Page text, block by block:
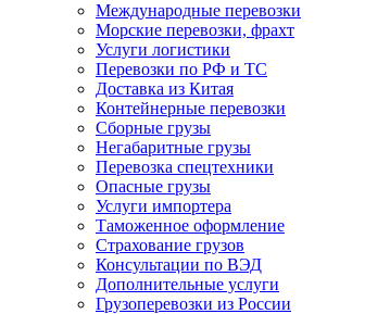
Международные перевозки
Морские перевозки, фрахт
Услуги логистики
Перевозки по РФ и ТС
Доставка из Китая
Контейнерные перевозки
Сборные грузы
Негабаритные грузы
Перевозка спецтехники
Опасные грузы
Услуги импортера
Таможенное оформление
Страхование грузов
Консультации по ВЭД
Дополнительные услуги
Грузоперевозки из России